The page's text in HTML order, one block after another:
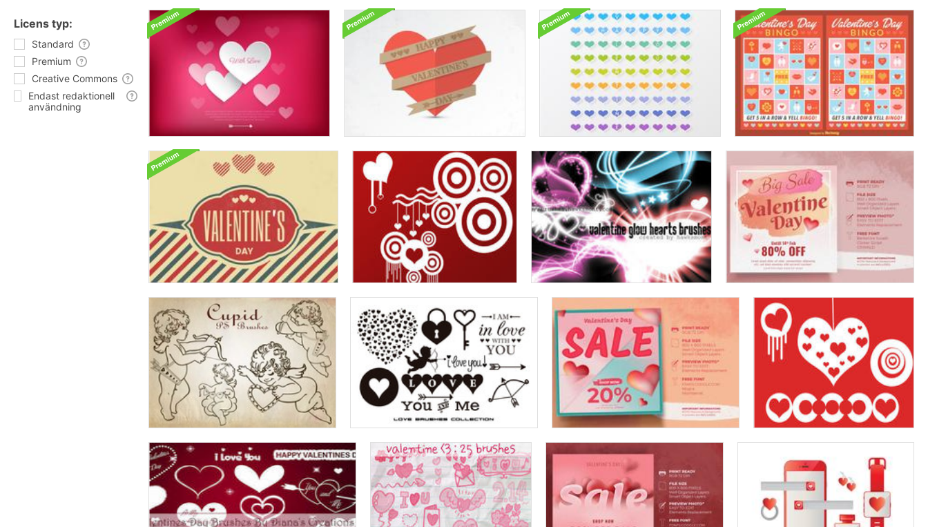
Licens typ:
Standard
Premium
Creative Commons
Endast redaktionell
användning